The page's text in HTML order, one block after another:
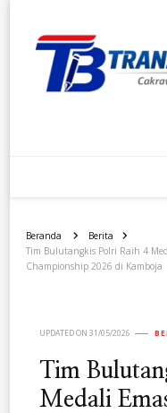
Beranda
Berita
Tim Bulutangkis Polri Raih 4
Championship 2026 di Kamboja
UPDATED ON 31/05/2026
Tim
Medali